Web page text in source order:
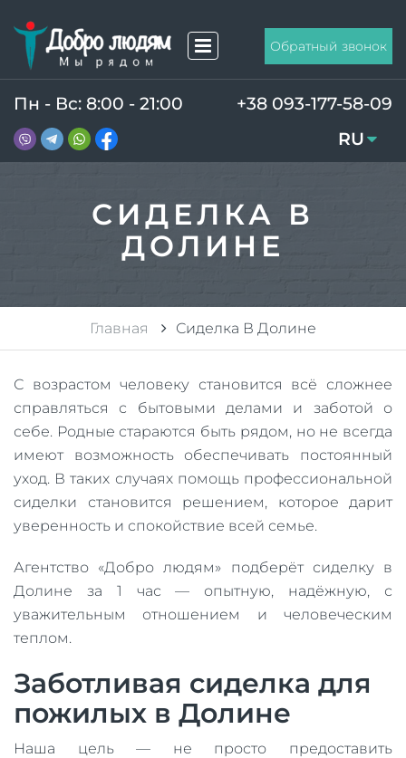
Обратный звонок
Пн - Вс: 8:00 - 21:00
+38 093-177-58-09
RU
UA
СИДЕЛКА В
ДОЛИНЕ
Главная Сиделка В Долине
С возрастом человеку становится всё сложнее
справляться с бытовыми делами и заботой о
себе. Родные стараются быть рядом, но не всегда
имеют возможность обеспечивать постоянный
уход. В таких случаях помощь профессиональной
сиделки становится решением, которое дарит
уверенность и спокойствие всей семье.
Агентство «Добро людям» подберёт сиделку в
Долине за 1 час — опытную, надёжную, с
уважительным отношением и человеческим
теплом.
Заботливая сиделка для
пожилых в Долине
Наша цель — не просто предоставить